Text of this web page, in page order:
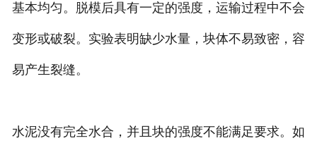
基本均匀。脱模后具有一定的强度，运输过程中不会
变形或破裂。实验表明缺少水量，块体不易致密，容
易产生裂缝。
水泥没有完全水合，并且块的强度不能满足要求。如